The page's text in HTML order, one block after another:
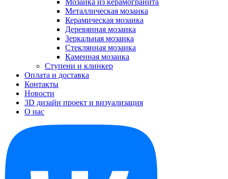
Мозаика из керамогранита
Металлическая мозаика
Керамическая мозаика
Деревянная мозаика
Зеркальная мозаика
Стеклянная мозаика
Каменная мозаика
Ступени и клинкер
Оплата и доставка
Контакты
Новости
3D дизайн проект и визуализация
О нас